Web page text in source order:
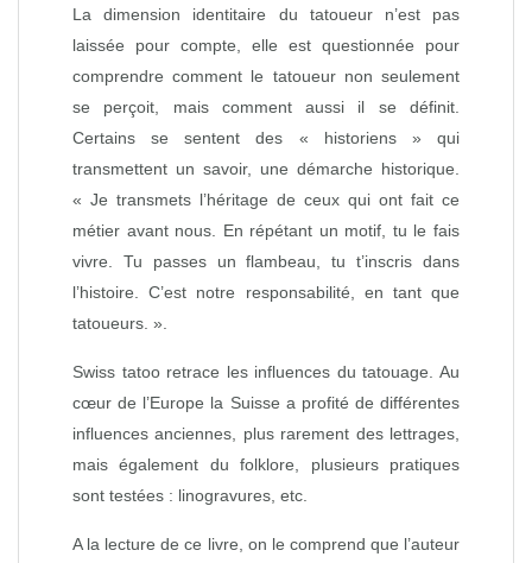
La dimension identitaire du tatoueur n’est pas
laissée pour compte, elle est questionnée pour
comprendre comment le tatoueur non seulement
se perçoit, mais comment aussi il se définit.
Certains se sentent des « historiens » qui
transmettent un savoir, une démarche historique.
« Je transmets l’héritage de ceux qui ont fait ce
métier avant nous. En répétant un motif, tu le fais
vivre. Tu passes un flambeau, tu t’inscris dans
l’histoire. C’est notre responsabilité, en tant que
tatoueurs. ».
Swiss tatoo retrace les influences du tatouage. Au
cœur de l’Europe la Suisse a profité de différentes
influences anciennes, plus rarement des lettrages,
mais également du folklore, plusieurs pratiques
sont testées : linogravures, etc.
A la lecture de ce livre, on le comprend que l’auteur